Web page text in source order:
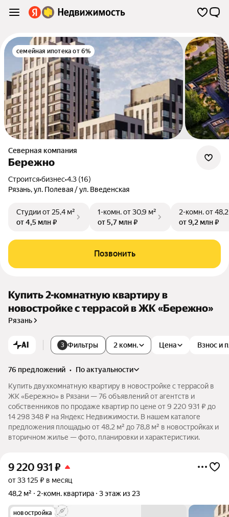
семейная ипотека от 6%
Северная компания
Бережно
Строится•бизнес•4.3 (16)
Рязань,ул. Полевая / ул. Введенская
Студииот 25,4 м²
от 4,5 млн ₽
1-комн.от 30,9 м²
от 5,7 млн ₽
2-комн.от
от 9,2 млн ₽
Позвонить
Купить 2-комнатную квартиру в
новостройке с террасой в ЖК «Бережно»
Рязань
AI 3 Фильтры Цена Взнос и
2 комн.
76 предложений •
по актуальности
Купить двухкомнатную квартиру в новостройке с террасой в
ЖК «Бережно» в Рязани — 76 объявлений от агентств и
собственников по продаже квартир по цене от 9 220 931 ₽ до
14 298 348 ₽ на Яндекс Недвижимости. В нашем каталоге
предложения площадью от 48,2 м² до 78,8 м² в новостройках и
вторичном жилье — фото, планировки и характеристики.
9 220 931 ₽
от 33 125 ₽ в месяц
48,2 м²
2-комн. квартира 3 этаж из 23
новостройка